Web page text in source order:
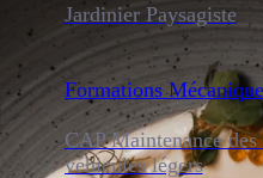
Jardinier Paysagiste
Formations
CAP Maintenance
véhicules légers